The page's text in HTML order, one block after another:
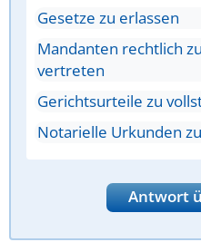
Gesetze zu erlassen
Mandanten rechtlich
vertreten
Gerichtsurteile zu
Notarielle Urkunden
Antwort